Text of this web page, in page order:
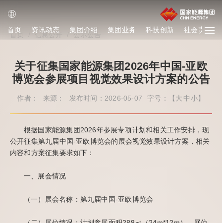
首页 资讯动态 集团介绍 集团业务 科技创新 社会责任
首页 /信息公开 /公示公告
关于征集国家能源集团2026年中国-亚欧
博览会参展项目视觉效果设计方案的公告
作者： 来源： 发布时间：2026-05-07 字号：【大 中小】
根据国家能源集团2026年参展专项计划和相关工作安排，现
公开征集第九届中国-亚欧博览会的展会视觉效果设计方案，相关
内容和方案征集要求如下：
一、展会情况
（一）展会名称：第九届中国-亚欧博览会